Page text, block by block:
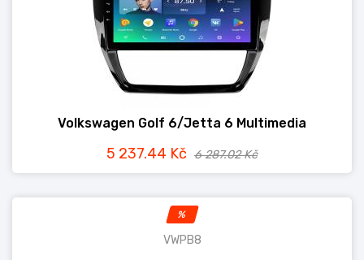
Volkswagen Golf 6/Jetta 6 Multimedia
5 237.44 Kč 6 287.02 Kč
%
VWPB8